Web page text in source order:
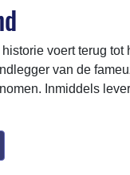
voert terug
van de
Inmiddels